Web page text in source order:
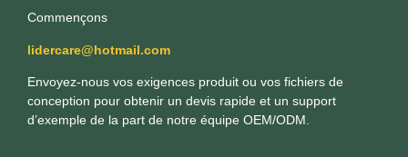
Commençons
lidercare@hotmail.com
Envoyez-nous vos exigences produit ou vos fichiers de
conception pour obtenir un devis rapide et un support
d’exemple de la part de notre équipe OEM/ODM.